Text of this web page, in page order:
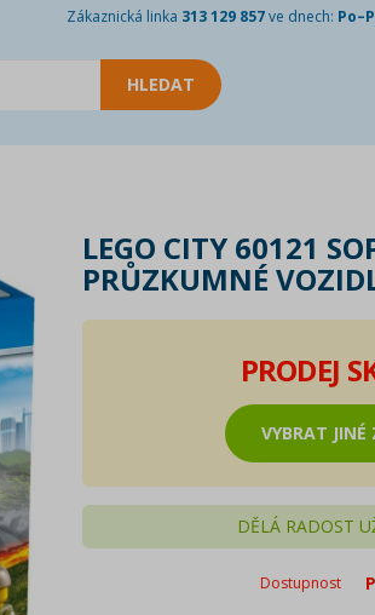
Zákaznická linka 313 129 857ve dnech:
LEGO CITY 60121
PRŮZKUMNÉ
PRODEJ
VYBRAT JINÉ
DĚLÁ RADOST
Dostupnost